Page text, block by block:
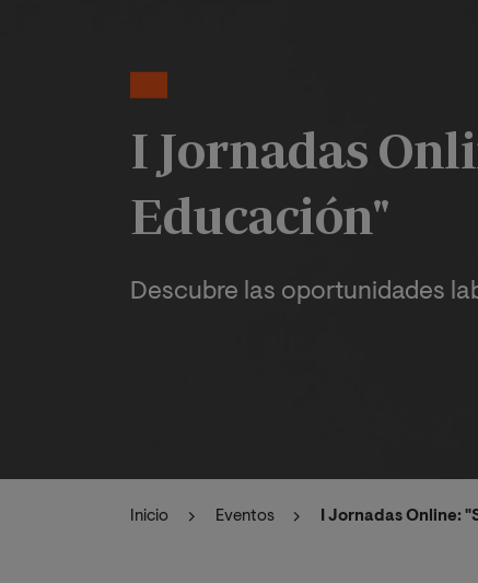
I Jornadas
Educación"
Descubre las oportunidades
Inicio Eventos I Jornadas Online: